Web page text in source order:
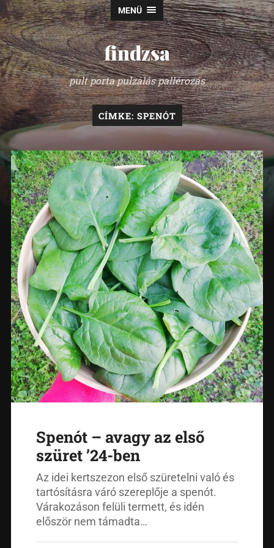
MENÜ
findzsa
pult porta pulzálás pallérozás
CÍMKE: SPENÓT
Spenót – avagy az első
szüret ’24-ben
Az idei kertszezon első szüretelni való és
tartósításra váró szereplője a spenót.
Várakozáson felüli termett, és idén
először nem támadta…